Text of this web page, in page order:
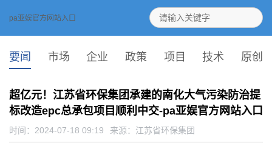
pa亚娱官方网站入口
要闻 市场 企业 政策 项目 技术 原创
超亿元！江苏省环保集团承建的南化大气污染防治提
标改造epc总承包项目顺利中交-pa亚娱官方网站入口
时间：2024-07-18 09:19 来源： 江苏省环保集团